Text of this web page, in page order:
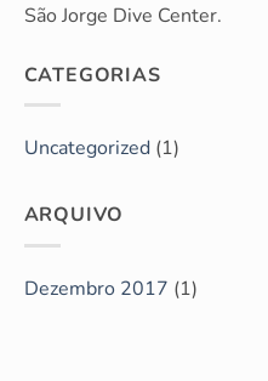
São Jorge Dive Center.
CATEGORIAS
Uncategorized(1)
ARQUIVO
Dezembro 2017 (1)